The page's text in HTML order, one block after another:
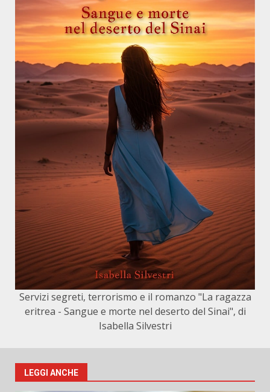
Servizi segreti, terrorismo e il romanzo "La ragazza
eritrea - Sangue e morte nel deserto del Sinai", di
Isabella Silvestri
LEGGI ANCHE